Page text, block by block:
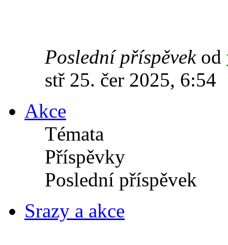
Poslední příspěvekod
stř 25. čer 2025, 6:54
Akce
Témata
Příspěvky
Poslední příspěvek
Srazy a akce